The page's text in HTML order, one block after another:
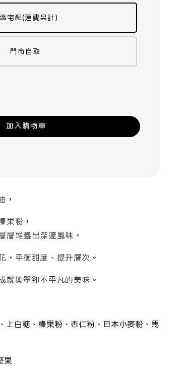
宅配(運費另計)
門市自取
加入購物車
，
果粉，
層堆疊出深邃風味。
，平衡甜度、提升層次。
就簡單卻不平凡的美味。
、上白糖、 榛果粉 、 杏仁粉 、 日本小麥粉 、 馬
果